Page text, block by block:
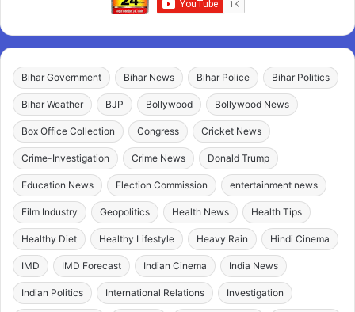
Bihar Government Bihar News Bihar Police Bihar Politics
Bihar Weather BJP Bollywood Bollywood News
Box Office Collection Congress Cricket News
Crime-Investigation Crime News Donald Trump
Education News Election Commission entertainment news
Film Industry Geopolitics Health News Health Tips
Healthy Diet Healthy Lifestyle Heavy Rain Hindi Cinema
IMD IMD Forecast Indian Cinema India News
Indian Politics International Relations Investigation